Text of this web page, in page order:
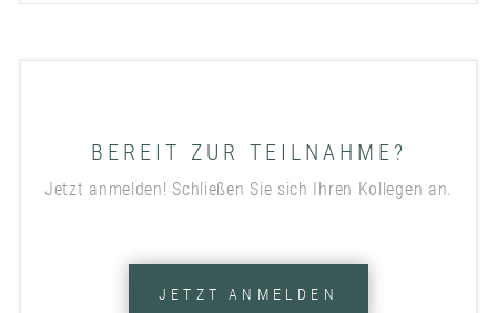
BEREIT ZUR TEILNAHME?
Jetzt anmelden! Schließen Sie sich Ihren Kollegen an.
JETZT ANMELDEN